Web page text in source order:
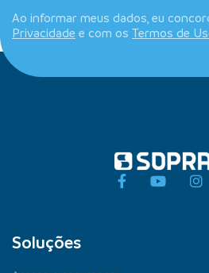
Ao informar meus dados, eu
Privacidade e com os Termos de
Soluções